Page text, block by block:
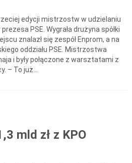
edycji mistrzostw w udzielaniu
PSE. Wygrała drużyna spółki
znalazł się zespół Enprom, a na
oddziału PSE. Mistrzostwa
i były połączone z warsztatami z
– To już...
mld zł z KPO